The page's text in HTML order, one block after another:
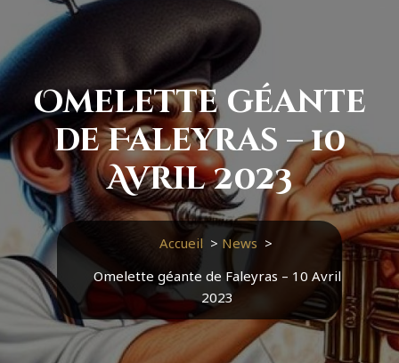
Omelette géante
de Faleyras – 10
Avril 2023
Accueil > News >
Omelette géante de Faleyras – 10 Avril
2023